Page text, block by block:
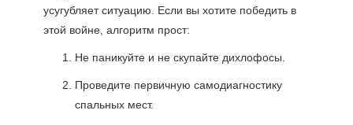
усугубляет ситуацию. Если вы хотите победить в
этой войне, алгоритм прост:
Не паникуйте и не скупайте дихлофосы.
Проведите первичную самодиагностику
спальных мест.